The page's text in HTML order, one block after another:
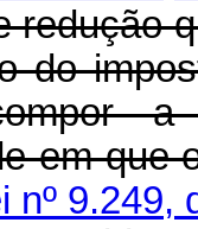
redução
do
em que
nº 9.249,